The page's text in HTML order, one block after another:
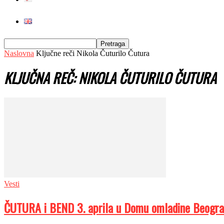
Naslovna Ključne reči Nikola Čuturilo Čutura
KLJUČNA REČ: NIKOLA ČUTURILO ČUTURA
Vesti
ČUTURA i BEND 3. aprila u Domu omladine